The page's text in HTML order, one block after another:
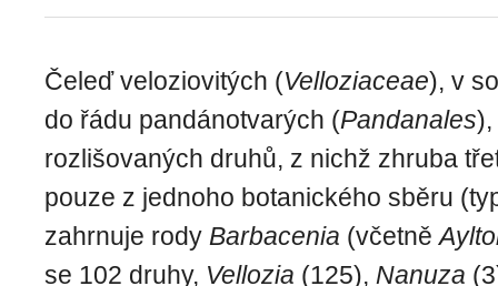
Čeleď veloziovitých (Velloziaceae), v
do řádu pandánotvarých (Pandanales),
rozlišovaných druhů, z nichž zhruba
pouze z jednoho botanického sběru
zahrnuje rody Barbacenia (včetně
se 102 druhy, Vellozia (125), Nanuza